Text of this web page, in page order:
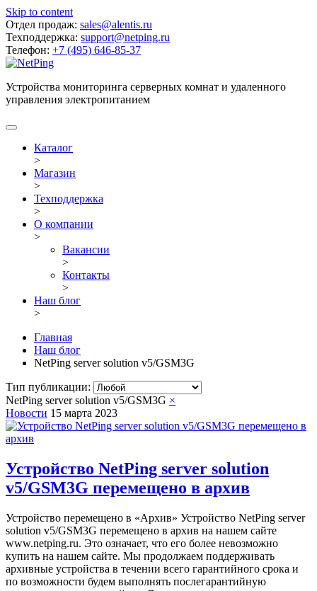
Skip to content
Отдел продаж: sales@alentis.ru
Техподдержка: support@netping.ru
Телефон: +7 (495) 646-85-37
Устройства мониторинга серверных комнат и удаленного
управления электропитанием
Каталог
>
Магазин
>
Техподдержка
>
О компании
>
Вакансии
>
Контакты
>
Наш блог
>
Главная
Наш блог
NetPing server solution v5/GSM3G
Тип публикации:
NetPing server solution v5/GSM3G ×
Новости 15 марта 2023
Устройство NetPing server solution
v5/GSM3G перемещено в архив
Устройство перемещено в «‎Архив» Устройство NetPing server
solution v5/GSM3G перемещено в архив на нашем сайте
www.netping.ru. Это означает, что его более невозможно
купить на нашем сайте. Мы продолжаем поддерживать
архивные устройства в течении всего гарантийного срока и
по возможности будем выполнять послегарантийную